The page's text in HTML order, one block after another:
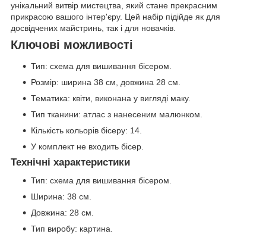
унікальний витвір мистецтва, який стане прекрасним
прикрасою вашого інтер'єру. Цей набір підійде як для
досвідчених майстринь, так і для новачків.
Ключові можливості
Тип: схема для вишивання бісером.
Розмір: ширина 38 см, довжина 28 см.
Тематика: квіти, виконана у вигляді маку.
Тип тканини: атлас з нанесеним малюнком.
Кількість кольорів бісеру: 14.
У комплект не входить бісер.
Технічні характеристики
Тип: схема для вишивання бісером.
Ширина: 38 см.
Довжина: 28 см.
Тип виробу: картина.